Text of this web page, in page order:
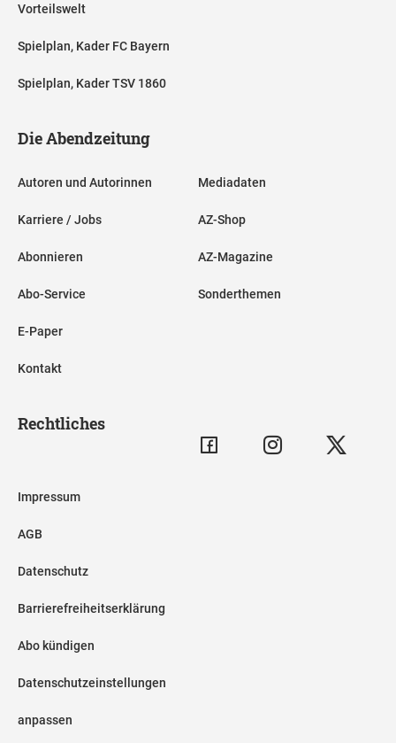
Vorteilswelt
Spielplan, Kader FC Bayern
Spielplan, Kader TSV 1860
Die Abendzeitung
Autoren und Autorinnen
Karriere / Jobs
Abonnieren
Abo-Service
E-Paper
Kontakt
Mediadaten
AZ-Shop
AZ-Magazine
Sonderthemen
Rechtliches
Impressum
AGB
Datenschutz
Barrierefreiheitserklärung
Abo kündigen
Datenschutzeinstellungen
anpassen